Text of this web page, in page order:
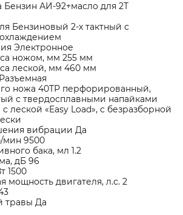
Бензин АИ-92+масло для 2Т
Бензиновый 2-х тактный с
Электронное
ножом, мм 255 мм
леской, мм 460 мм
ножа 40ТР перфорированный,
с твердосплавными напайками
леской «Easy Load», с безразборной
вибрации Да
мин 9500
бака, мл 1.2
дБ 96
1500
мощность двигателя, л.с. 2
травы Да